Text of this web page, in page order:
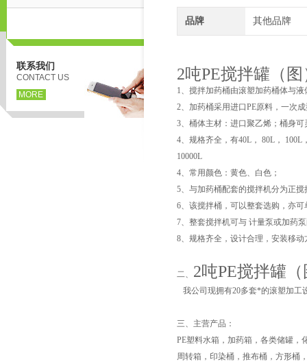
联系我们
CONTACT US
MORE
品牌 其他品牌
2吨PE搅拌罐（图
1、搅拌加药桶由滚塑加药桶体与
2、加药桶采用进口PE原料，一次
3、桶体主材：进口聚乙烯；桶身
4、规格齐全，有40L， 80L， 100L
10000L
4、常用颜色：黄色、白色；
5、与加药桶配套的搅拌机分为正
6、该搅拌桶，可以整套选购，亦
7、整套搅拌机可与 计量泵或加药
8、规格齐全，设计合理，安装移
二、 2吨PE搅拌罐
我公司现拥有20多套*的滚塑加工
三、 主营产品：
PE塑料水箱，加药箱，各类储罐，
周转箱，印染桶，推布桶，方形桶